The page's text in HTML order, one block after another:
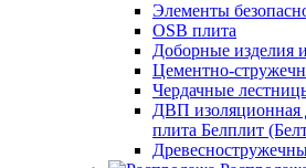
Элементы
OSB плита
Доборные изделия
Цементно-
Чердачные
ДВП изоляционная
плита Белплит